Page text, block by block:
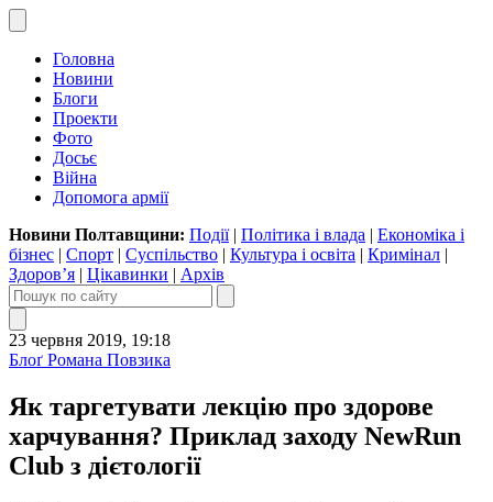
Головна
Новини
Блоги
Проекти
Фото
Досьє
Війна
Допомога армії
Новини Полтавщини: Події| Політика і влада | Економіка і
бізнес | Спорт | Суспільство | Культура і освіта | Кримінал |
Здоров’я | Цікавинки | Архів
23 червня 2019, 19:18
Блоґ Романа Повзика
Як таргетувати лекцію про здорове
харчування? Приклад заходу NewRun
Club з дієтології